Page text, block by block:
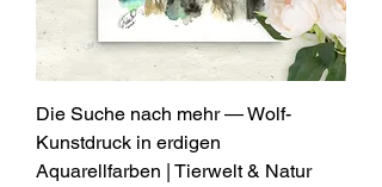
Die Suche nach mehr — Wolf-
Kunstdruck in erdigen
Aquarellfarben | Tierwelt & Natur